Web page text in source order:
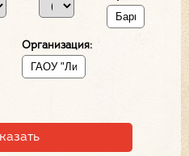
Организация: